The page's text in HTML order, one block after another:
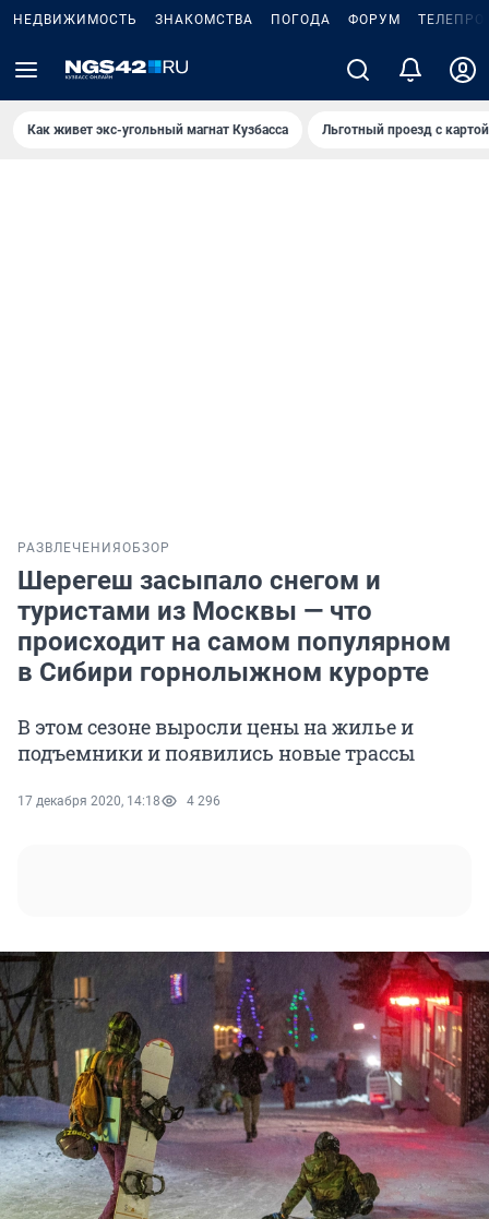
НЕДВИЖИМОСТЬ ЗНАКОМСТВА ПОГОДА ФОРУМ
Как живет экс-угольный магнат Кузбасса Льготный проезд с
РАЗВЛЕЧЕНИЯ ОБЗОР
Шерегеш засыпало снегом и
туристами из Москвы — что
происходит на самом популярном
в Сибири горнолыжном курорте
В этом сезоне выросли цены на жилье и
подъемники и появились новые трассы
17 декабря 2020, 14:18 4 296